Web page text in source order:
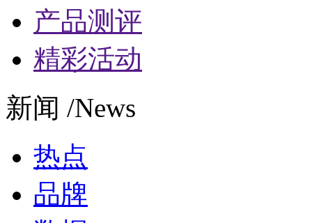
产品测评
精彩活动
新闻 /News
热点
品牌